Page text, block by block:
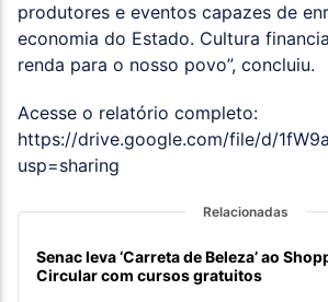
produtores e eventos capazes de
economia do Estado. Cultura
renda para o nosso povo”, concluiu.
Acesse o relatório completo:
https://drive.google.com/file/d/
usp=sharing
Relacionadas
Senac leva ‘Carreta de Beleza’ ao
Circular com cursos gratuitos